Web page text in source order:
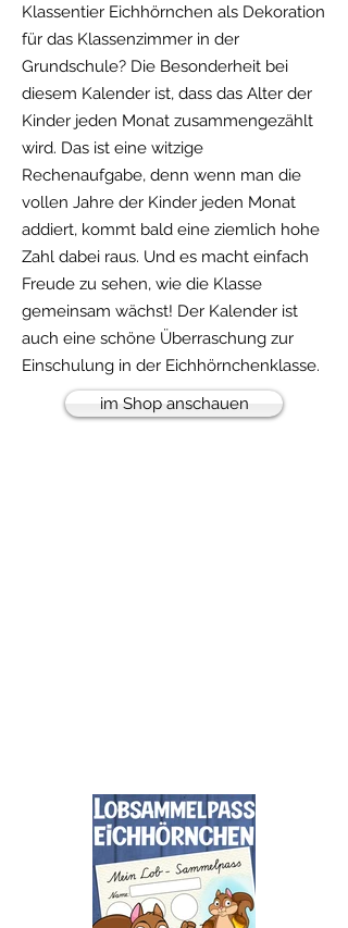
Klassentier Eichhörnchen als Dekoration
für das Klassenzimmer in der
Grundschule? Die Besonderheit bei
diesem Kalender ist, dass das Alter der
Kinder jeden Monat zusammengezählt
wird. Das ist eine witzige
Rechenaufgabe, denn wenn man die
vollen Jahre der Kinder jeden Monat
addiert, kommt bald eine ziemlich hohe
Zahl dabei raus. Und es macht einfach
Freude zu sehen, wie die Klasse
gemeinsam wächst! Der Kalender ist
auch eine schöne Überraschung zur
Einschulung in der Eichhörnchenklasse.
im Shop anschauen